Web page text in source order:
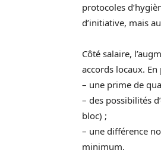
protocoles
d’initiative, mais
Côté salaire,
accords locaux.
– une prime de
– des possibilités
bloc) ;
– une différence
minimum.